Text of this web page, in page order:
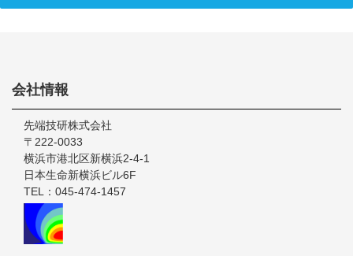
Footer
会社情報
先端技研株式会社
〒222-0033
横浜市港北区新横浜2-4-1
日本生命新横浜ビル6F
TEL：045-474-1457